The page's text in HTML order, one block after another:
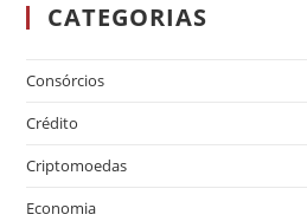
CATEGORIAS
Consórcios
Crédito
Criptomoedas
Economia